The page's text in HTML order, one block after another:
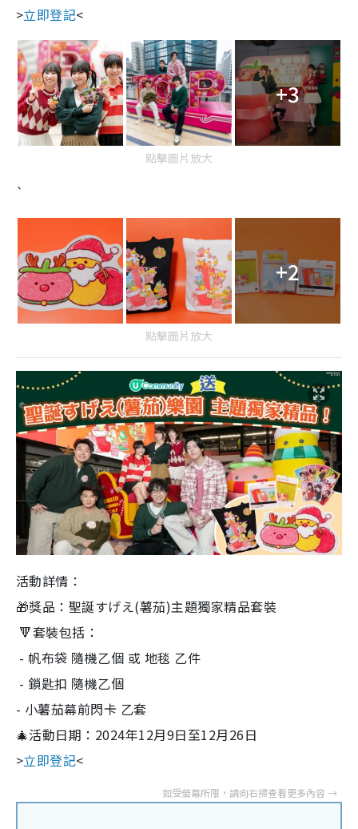
>立即登記<
+3
點擊圖片放大
`
+2
點擊圖片放大
活動詳情：
🎁獎品：聖誕すげえ(薯茄)主題獨家精品套裝
🔻套裝包括：
- 帆布袋 隨機乙個 或 地毯 乙件
- 鎖匙扣 隨機乙個
- 小薯茄幕前閃卡 乙套
🎄活動日期：2024年12月9日至12月26日
>立即登記<